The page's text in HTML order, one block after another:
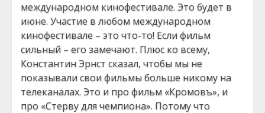
международном кинофестивале. Это будет в
июне. Участие в любом международном
кинофестивале – это что-то! Если фильм
сильный – его замечают. Плюс ко всему,
Константин Эрнст сказал, чтобы мы не
показывали свои фильмы больше никому на
телеканалах. Это и про фильм «Кромовъ», и
про «Стерву для чемпиона». Потому что